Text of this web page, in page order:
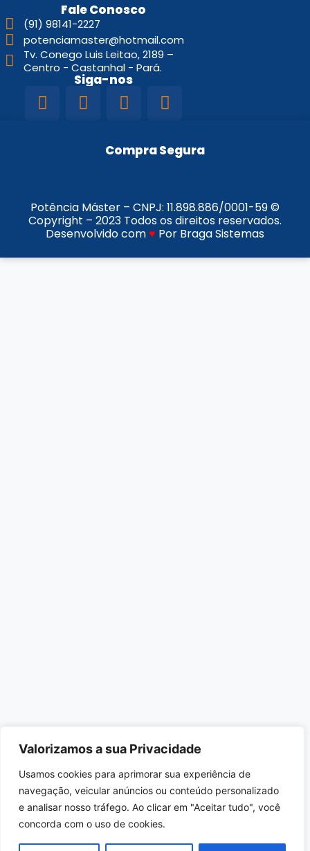
Valorizamos a sua Privacidade
Usamos cookies para aprimorar sua experiência de
navegação, veicular anúncios ou conteúdo personalizado
e analisar nosso tráfego. Ao clicar em "Aceitar tudo", você
concorda com o uso de cookies.
Fale Conosco
(91) 98141-2227
potenciamaster@hotmail.com
Tv. Conego Luis Leitao, 2189 –
Centro - Castanhal - Pará.
Siga-nos
Compra Segura
Potência Máster – CNPJ: 11.898.886/0001-59©
Copyright – 2023 Todos os direitos reservados.
Desenvolvido com♥ Por Braga Sistemas